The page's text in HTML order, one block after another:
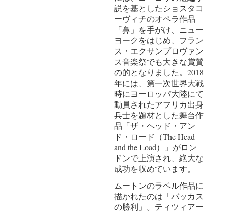
説を基としたショスタコ
ーヴィチのオペラ作品
「鼻」を手がけ、ニュー
ヨークをはじめ、フラン
ス・エクサンプロヴァン
ス音楽祭でも大きな賞賛
の的となりました。2018
年には、第一次世界大戦
時にヨーロッパ大陸にて
動員されたアフリカ出身
兵士を題材とした舞台作
品「ザ・ヘッド・アン
ド・ロード（The Head
and the Load）」がロン
ドンで上演され、絶大な
成功を収めています。
ムートンのラベル作品に
描かれたのは「バッカス
の勝利」。ティツィアー